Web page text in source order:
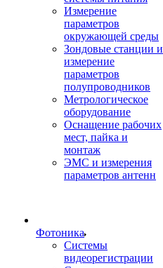
Измерение
параметров
окружающей среды
Зондовые станции и
измерение
параметров
полупроводников
Метрологическое
оборудование
Оснащение рабочих
мест, пайка и
монтаж
ЭМС и измерения
параметров антенн
Фотоника
Cистемы
видеорегистрации